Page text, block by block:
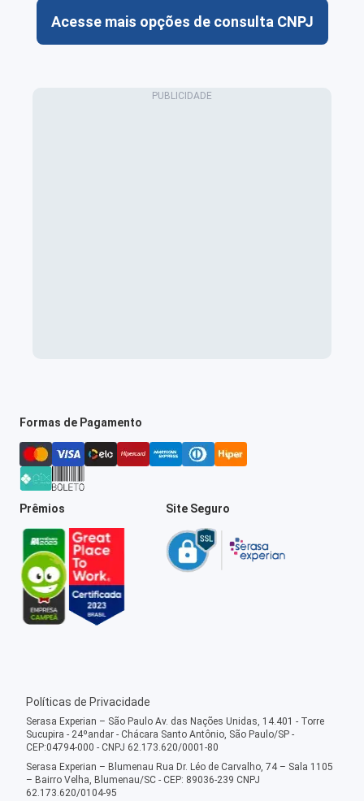
Acesse mais opções de consulta CNPJ
Formas de Pagamento
Prêmios Site Seguro
Políticas de Privacidade
Serasa Experian – São Paulo Av. das Nações Unidas, 14.401 - Torre
Sucupira - 24ºandar - Chácara Santo Antônio, São Paulo/SP -
CEP:04794-000 - CNPJ 62.173.620/0001-80
Serasa Experian – Blumenau Rua Dr. Léo de Carvalho, 74 – Sala 1105
– Bairro Velha, Blumenau/SC - CEP: 89036-239 CNPJ
62.173.620/0104-95